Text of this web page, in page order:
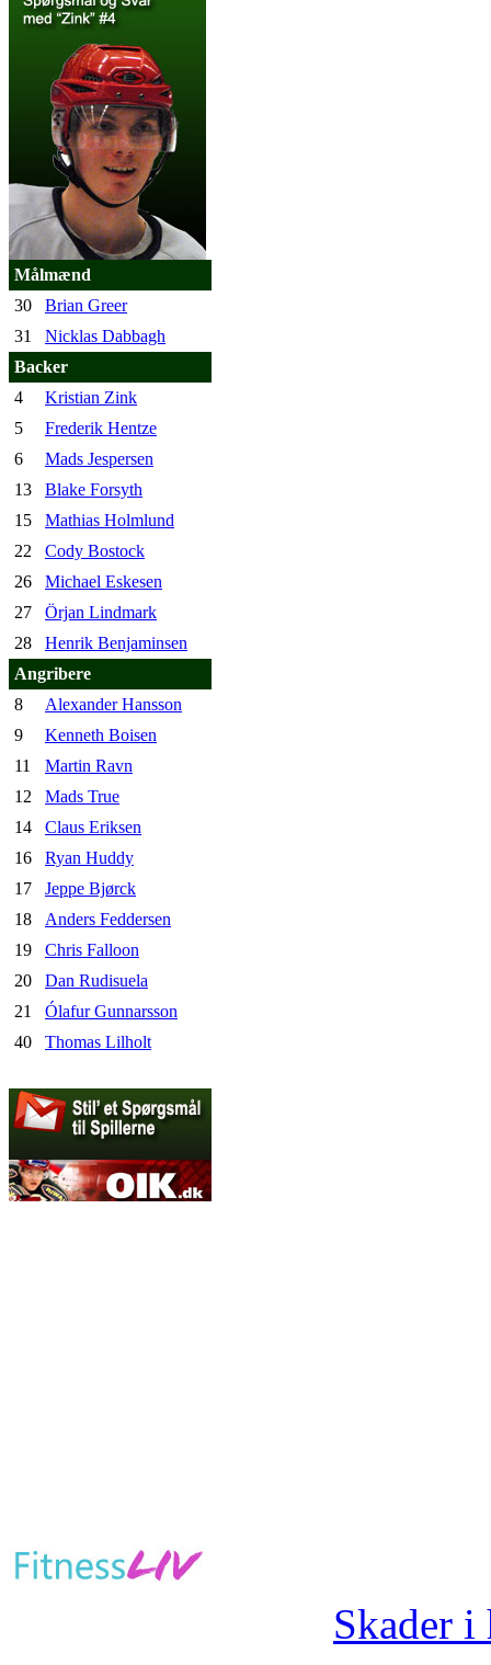
Målmænd
30
Brian Greer
31
Nicklas Dabbagh
Backer
4
Kristian Zink
5
Frederik Hentze
6
Mads Jespersen
13
Blake Forsyth
15
Mathias Holmlund
22
Cody Bostock
26
Michael Eskesen
27
Örjan Lindmark
28
Henrik Benjaminsen
Angribere
8
Alexander Hansson
9
Kenneth Boisen
11
Martin Ravn
12
Mads True
14
Claus Eriksen
16
Ryan Huddy
17
Jeppe Bjørck
18
Anders Feddersen
19
Chris Falloon
20
Dan Rudisuela
21
Ólafur Gunnarsson
40
Thomas Lilholt
Skader i